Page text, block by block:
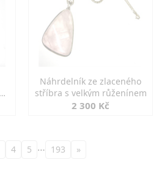
Náhrdelník ze zlaceného
stříbra s velkým růženínem
2 300 Kč
4 5 … 193 »